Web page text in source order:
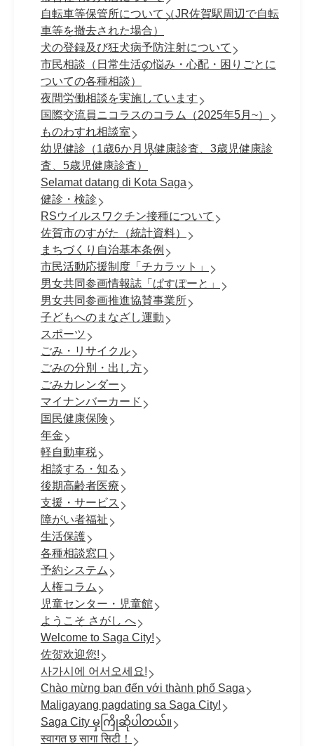
自転車等保管所について（JR佐賀駅周辺で自転
車等を撤去された場合）
犬の登録及び狂犬病予防注射について
市民相談（日常生活の悩み・心配・困りごとに
ついての各種相談）
夜間労働相談を実施しています
国際交流員ニコラスのコラム（2025年5月~）
ものわすれ相談室
幼児健診（1歳6か月児健康診査、3歳児健康診
査、5歳児健康診査）
Selamat datang di Kota Saga
健診・検診
RSウイルスワクチン接種について
佐賀市のすがた（統計資料）
まちづくり自治基本条例
市民活動応援制度「チカラット」
男女共同参画情報誌「ぱすぽーと」
男女共同参画推進協賛事業所
子どもへのまなざし運動
スポーツ
ごみ・リサイクル
ごみの分別・出し方
ごみカレンダー
マイナンバーカード
国民健康保険
年金
軽自動車税
相談する・知る
後期高齢者医療
支援・サービス
障がい者福祉
生活保護
各種相談窓口
予約システム
人権コラム
児童センター・児童館
ようこそ さがし へ
Welcome to Saga City!
佐贺欢迎您!
사가시에 어서오세요!
Chào mừng bạn đến với thành phố Saga
Maligayang pagdating sa Saga City!
Saga City မှကြိုဆိုပါတယ်။
स्वागत छ सागा सिटी！